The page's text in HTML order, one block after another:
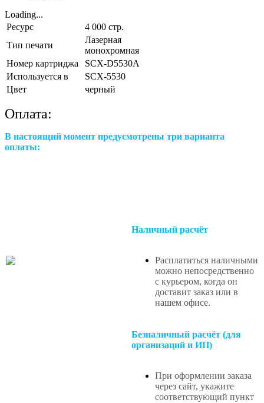
Loading...
Ресурс
4 000 стр.
Тип печати
Лазерная
монохромная
Номер картриджа
SCX-D5530A
Используется в
SCX-5530
Цвет
черный
Оплата:
В настоящий момент предусмотрены три варианта
оплаты:
Наличный расчёт
Расплатиться наличными
можно непосредственно
с курьером, когда он
доставит заказ или в
нашем офисе.
Безналичный расчёт (для
организаций и ИП)
При оформлении заказа
через сайт, укажите
соответствующий пункт